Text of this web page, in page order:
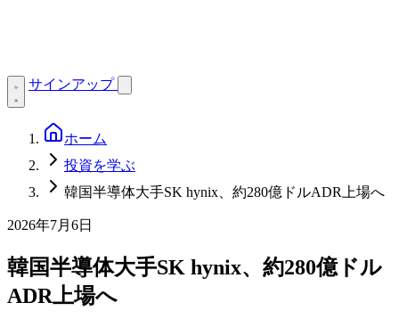
サインアップ
ホーム
投資を学ぶ
韓国半導体大手SK hynix、約280億ドルADR上場へ
2026年7月6日
韓国半導体大手SK hynix、約280億ドル
ADR上場へ